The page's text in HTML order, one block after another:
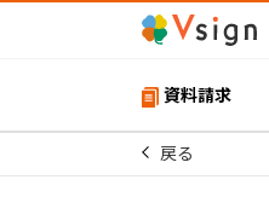
資料請求
戻る